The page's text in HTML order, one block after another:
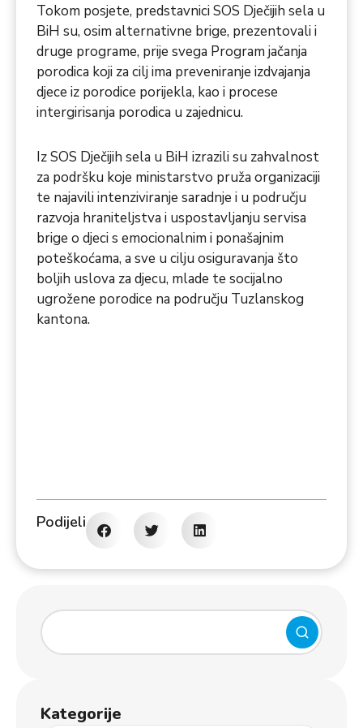
Tokom posjete, predstavnici SOS Dječijih sela u
BiH su, osim alternativne brige, prezentovali i
druge programe, prije svega Program jačanja
porodica koji za cilj ima preveniranje izdvajanja
djece iz porodice porijekla, kao i procese
intergirisanja porodica u zajednicu.
Iz SOS Dječijih sela u BiH izrazili su zahvalnost
za podršku koje ministarstvo pruža organizaciji
te najavili intenziviranje saradnje i u području
razvoja hraniteljstva i uspostavljanju servisa
brige o djeci s emocionalnim i ponašajnim
poteškoćama, a sve u cilju osiguravanja što
boljih uslova za djecu, mlade te socijalno
ugrožene porodice na području Tuzlanskog
kantona.
Podijeli
Kategorije